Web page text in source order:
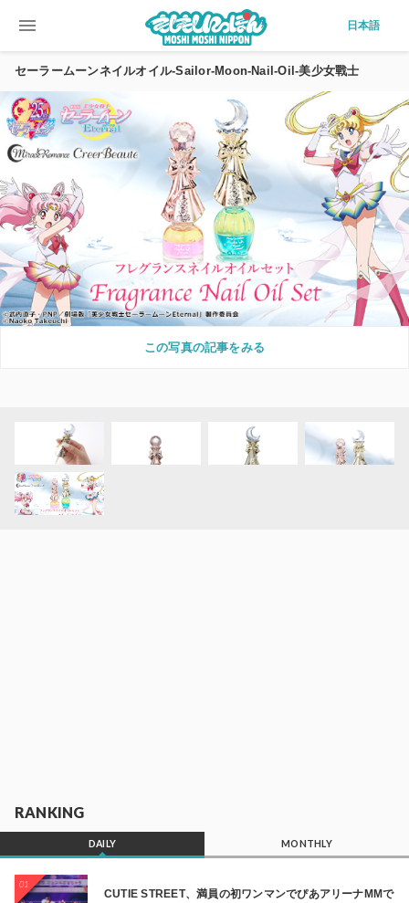
menu 日本語
セーラームーンネイルオイル-Sailor-Moon-Nail-Oil-美少女戰士
この写真の記事をみる
RANKING
DAILY MONTHLY
01
CUTIE STREET、満員の初ワンマンでぴあアリーナMMで